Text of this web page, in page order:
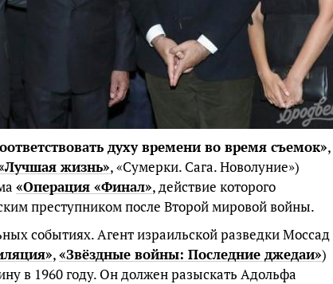
духу времени во время съемок»
жизнь», «Сумерки. Сага. Новолуние»)
«Операция «Финал», действие которого
преступником после Второй мировой войны.
событиях. Агент израильской разведки Моссад
,«Звёздные войны: Последние джедаи»)
в 1960 году. Он должен разыскать Адольфа